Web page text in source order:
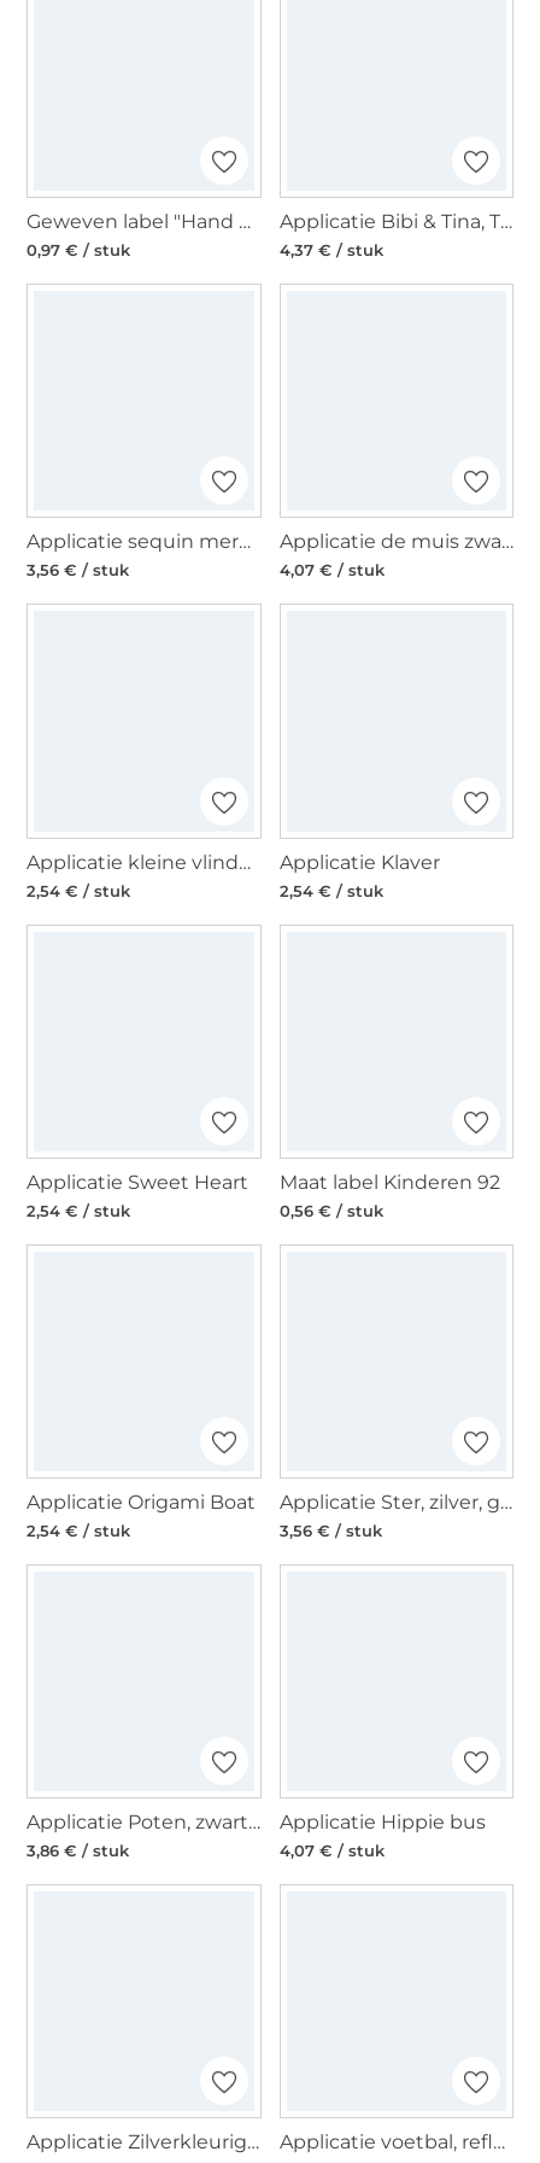
Geweven label "Hand Made", donkerblauw
0,97 € / stuk
Applicatie Bibi & Tina, Tina
4,37 € / stuk
Applicatie sequin mermaid
3,56 € / stuk
Applicatie de muis zwaait - Die Sendung mit der Maus
4,07 € / stuk
Applicatie kleine vlinder met pailletten, fuchsia
2,54 € / stuk
Applicatie Klaver
2,54 € / stuk
Applicatie Sweet Heart
2,54 € / stuk
Maat label Kinderen 92
0,56 € / stuk
Applicatie Origami Boat
2,54 € / stuk
Applicatie Ster, zilver, glitter
3,56 € / stuk
Applicatie Poten, zwart/wit
3,86 € / stuk
Applicatie Hippie bus
4,07 € / stuk
Applicatie Zilverkleurig Feather, grijs Applicatie voetbal, reflecterend, ø 4,5 cm